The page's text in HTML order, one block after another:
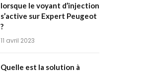
lorsque le voyant d’injection
s’active sur Expert Peugeot
?
11 avril 2023
Quelle est la solution à